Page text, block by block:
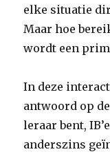
elke situatie
Maar hoe
wordt een
In deze
antwoord op
leraar bent,
anderszins